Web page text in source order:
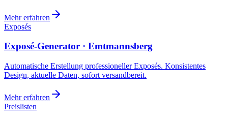
Mehr erfahren
Exposés
Exposé-Generator · Emtmannsberg
Automatische Erstellung professioneller Exposés. Konsistentes
Design, aktuelle Daten, sofort versandbereit.
Mehr erfahren
Preislisten